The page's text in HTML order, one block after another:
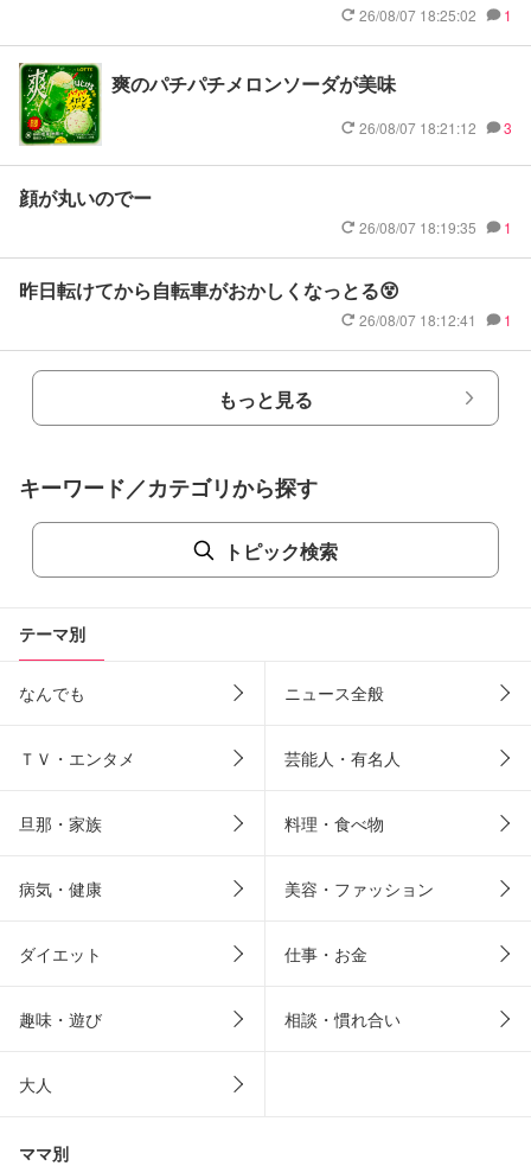
26/08/07 18:25:02 1
爽のパチパチメロンソーダが美味
26/08/07 18:21:12 3
顔が丸いのでー
26/08/07 18:19:35 1
昨日転けてから自転車がおかしくなっとる😵
26/08/07 18:12:41 1
もっと見る
キーワード／カテゴリから探す
トピック検索
テーマ別
なんでも ニュース全般
ＴＶ・エンタメ 芸能人・有名人
旦那・家族 料理・食べ物
病気・健康 美容・ファッション
ダイエット 仕事・お金
趣味・遊び 相談・慣れ合い
大人
ママ別